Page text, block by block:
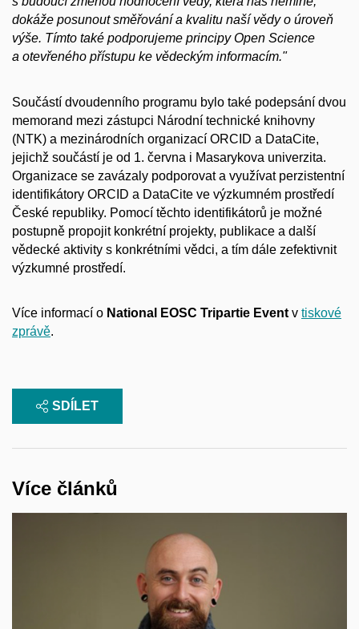
dokáže posunout směřování a kvalitu naší vědy o úroveň
výše. Tímto také podporujeme principy Open Science
a otevřeného přístupu ke vědeckým informacím."
Součástí dvoudenního programu bylo také podepsání dvou
memorand mezi zástupci Národní technické knihovny
(NTK) a mezinárodních organizací ORCID a DataCite,
jejichž součástí je od 1. června i Masarykova univerzita.
Organizace se zavázaly podporovat a využívat perzistentní
identifikátory ORCID a DataCite ve výzkumném prostředí
České republiky. Pomocí těchto identifikátorů je možné
postupně propojit konkrétní projekty, publikace a další
vědecké aktivity s konkrétními vědci, a tím dále zefektivnit
výzkumné prostředí.
Více informací o National EOSC Tripartie Eventv tiskové
zprávě.
SDÍLET
Více článků